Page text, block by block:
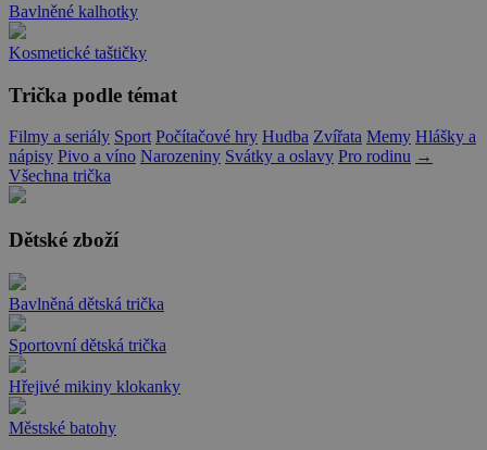
Bavlněné kalhotky
Kosmetické taštičky
Trička podle témat
Filmy a seriály Sport Počítačové hry Hudba Zvířata Memy Hlášky a
nápisy Pivo a víno Narozeniny Svátky a oslavy Pro rodinu →
Všechna trička
Dětské zboží
Bavlněná dětská trička
Sportovní dětská trička
Hřejivé mikiny klokanky
Městské batohy